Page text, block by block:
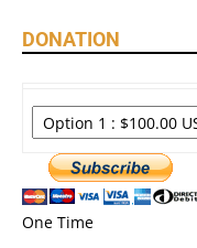
DONATION
One Time